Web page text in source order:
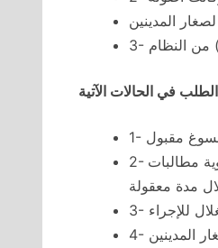
2- إذا ترجح لدى المحكمة -بناء على المعلومات المقدمة إليها- إمكانية استمرار نشاط المدين وتسوية مطالبات